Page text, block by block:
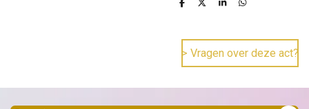
D
n
D
S
e
D
n
> Vragen over deze act?